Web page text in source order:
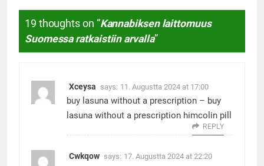
19 thoughts on “Kannabiksen laittomuus
Suomessa ratkaistiin arvalla”
Xceysa says: 11. Augustta 2024 at 17:00
buy lasuna without a prescription – buy
lasuna without a prescription himcolin pill
REPLY
Cwkqow says: 17. Augustta 2024 at 22:20